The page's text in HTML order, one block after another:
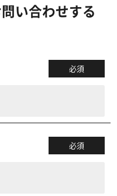
い合わせする
必須
必須